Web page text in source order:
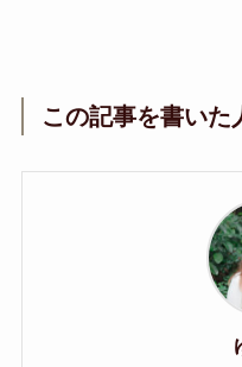
この記事を書いた